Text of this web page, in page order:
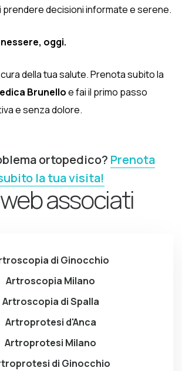
decisioni informate e serene.
oggi.
della tua salute. Prenota subito la
Brunelloe fai il primo passo
e senza dolore.
ortopedico? Prenota
la tua visita!
associati
di Ginocchio
Artroscopia Milano
Artroscopia di Spalla
Artroprotesi d'Anca
Artroprotesi Milano
di Ginocchio